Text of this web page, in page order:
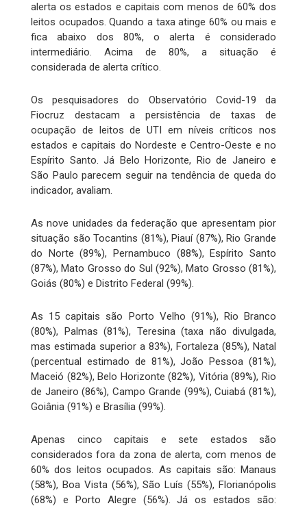
alerta os estados e capitais com menos de 60% dos
leitos ocupados. Quando a taxa atinge 60% ou mais e
fica abaixo dos 80%, o alerta é considerado
intermediário. Acima de 80%, a situação é
considerada de alerta crítico.
Os pesquisadores do Observatório Covid-19 da
Fiocruz destacam a persistência de taxas de
ocupação de leitos de UTI em níveis críticos nos
estados e capitais do Nordeste e Centro-Oeste e no
Espírito Santo. Já Belo Horizonte, Rio de Janeiro e
São Paulo parecem seguir na tendência de queda do
indicador, avaliam.
As nove unidades da federação que apresentam pior
situação são Tocantins (81%), Piauí (87%), Rio Grande
do Norte (89%), Pernambuco (88%), Espírito Santo
(87%), Mato Grosso do Sul (92%), Mato Grosso (81%),
Goiás (80%) e Distrito Federal (99%).
As 15 capitais são Porto Velho (91%), Rio Branco
(80%), Palmas (81%), Teresina (taxa não divulgada,
mas estimada superior a 83%), Fortaleza (85%), Natal
(percentual estimado de 81%), João Pessoa (81%),
Maceió (82%), Belo Horizonte (82%), Vitória (89%), Rio
de Janeiro (86%), Campo Grande (99%), Cuiabá (81%),
Goiânia (91%) e Brasília (99%).
Apenas cinco capitais e sete estados são
considerados fora da zona de alerta, com menos de
60% dos leitos ocupados. As capitais são: Manaus
(58%), Boa Vista (56%), São Luís (55%), Florianópolis
(68%) e Porto Alegre (56%). Já os estados são: